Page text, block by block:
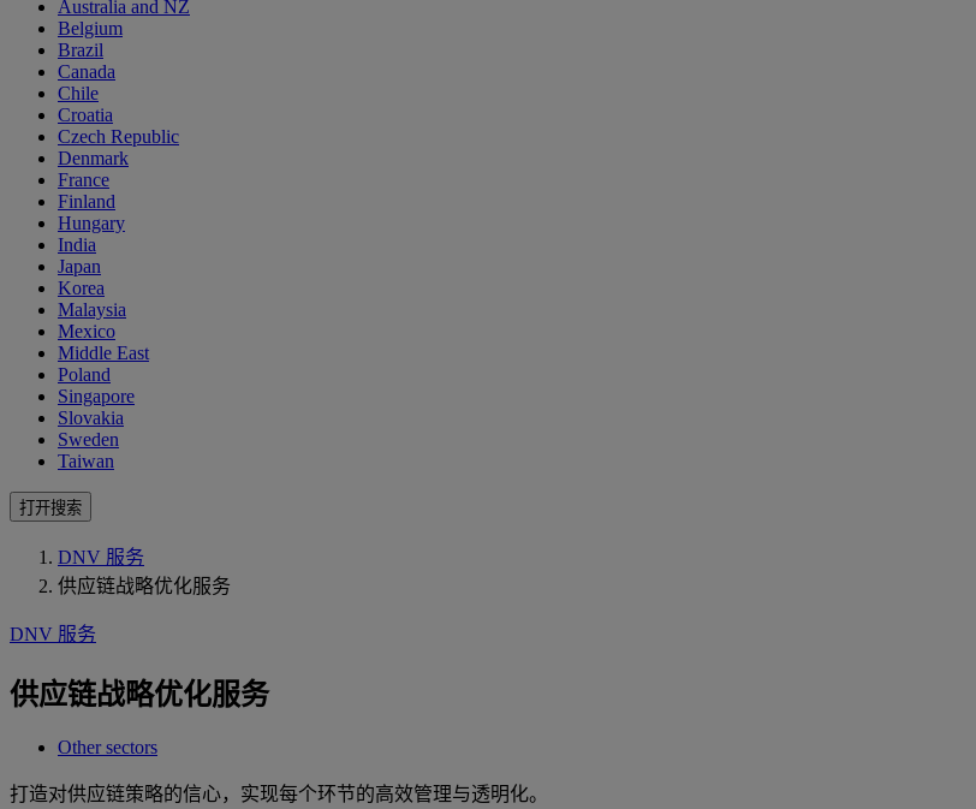
Australia and NZ
Belgium
Brazil
Canada
Chile
Croatia
Czech Republic
Denmark
France
Finland
Hungary
India
Japan
Korea
Malaysia
Mexico
Middle East
Poland
Singapore
Slovakia
Sweden
Taiwan
打开搜索
DNV 服务
供应链战略优化服务
DNV 服务
供应链战略优化服务
Other sectors
打造对供应链策略的信心，实现每个环节的高效管理与透明化。